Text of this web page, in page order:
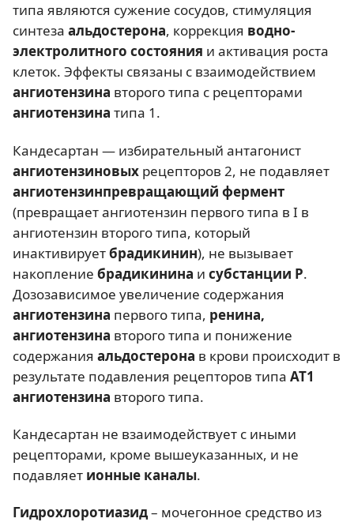
типа являются сужение сосудов, стимуляция
синтеза альдостерона, коррекция водно-
электролитного состояния и активация роста
клеток. Эффекты связаны с взаимодействием
ангиотензина второго типа с рецепторами
ангиотензина типа 1.
Кандесартан — избирательный антагонист
ангиотензиновых рецепторов 2, не подавляет
ангиотензинпревращающий фермент
(превращает ангиотензин первого типа в I в
ангиотензин второго типа, который
инактивируетбрадикинин), не вызывает
накопление брадикинина и субстанции Р.
Дозозависимое увеличение содержания
ангиотензина первого типа, ренина,
ангиотензина второго типа и понижение
содержания альдостерона в крови происходит в
результате подавления рецепторов типа AT1
ангиотензина второго типа.
Кандесартан не взаимодействует с иными
рецепторами, кроме вышеуказанных, и не
подавляет ионные каналы.
Гидрохлоротиазид– мочегонное средство из